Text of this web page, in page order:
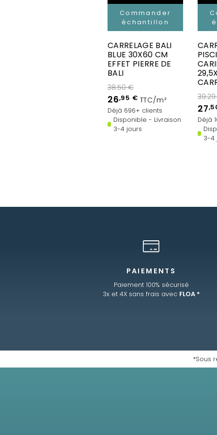
Commander
échantillon
CARRELAGE BALI
BLUE 30X60 CM
EFFET PIERRE DE
BALI
38.50 €
26,95 € TTC/m²
Déjà 696+ clients
Disponible - Livraison
3-4 jours
27
Déjà
3-4
PAIEMENTS
Paiement 100% sécurisé
3x et 4X sans frais avec FLOA *
*Sous